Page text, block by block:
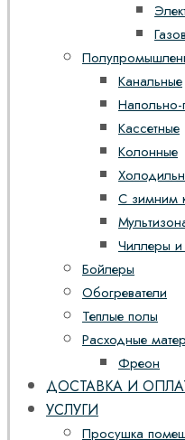
Канальные
Кассетные
Колонные
С зимним
Чиллеры
Бойлеры
Обогреватели
Теплые полы
Расходные
Фреон
ДОСТАВКА И
УСЛУГИ
Просушка